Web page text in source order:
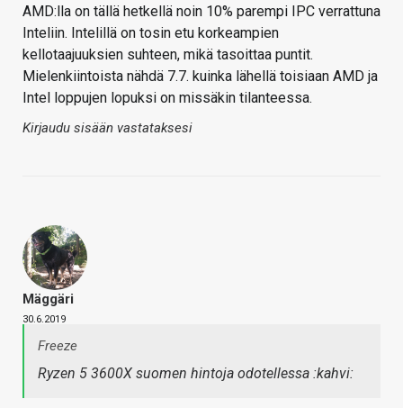
AMD:lla on tällä hetkellä noin 10% parempi IPC verrattuna
Inteliin. Intelillä on tosin etu korkeampien
kellotaajuuksien suhteen, mikä tasoittaa puntit.
Mielenkiintoista nähdä 7.7. kuinka lähellä toisiaan AMD ja
Intel loppujen lopuksi on missäkin tilanteessa.
Kirjaudu sisään vastataksesi
Mäggäri
30.6.2019
Freeze
Ryzen 5 3600X suomen hintoja odotellessa :kahvi: